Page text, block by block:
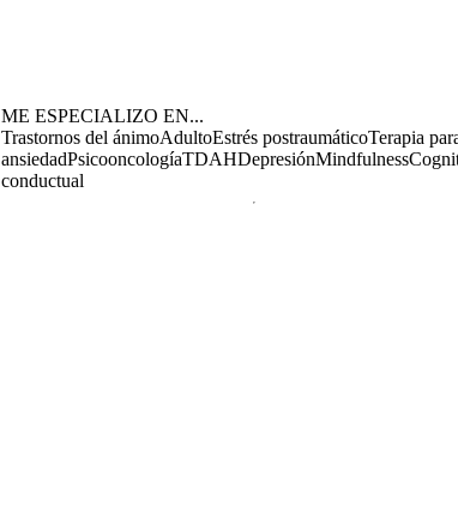
ME ESPECIALIZO EN...
Trastornos del ánimoAdultoEstrés postraumáticoTerapia
ansiedadPsicooncologíaTDAHDepresiónMindfulness
conductual